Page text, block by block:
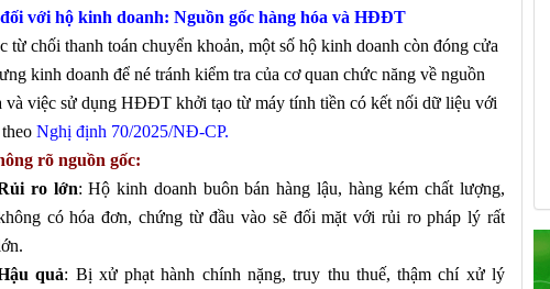
đối với hộ kinh doanh: Nguồn gốc hàng hóa và HĐĐT
từ chối thanh toán chuyển khoản, một số hộ kinh doanh còn đóng cửa
kinh doanh để né tránh kiểm tra của cơ quan chức năng về nguồn
và việc sử dụng HĐĐT khởi tạo từ máy tính tiền có kết nối dữ liệu với
Nghị định 70/2025/NĐ-CP.
rõ nguồn gốc:
ro lớn: Hộ kinh doanh buôn bán hàng lậu, hàng kém chất lượng,
có hóa đơn, chứng từ đầu vào sẽ đối mặt với rủi ro pháp lý rất
quả: Bị xử phạt hành chính nặng, truy thu thuế, thậm chí xử lý